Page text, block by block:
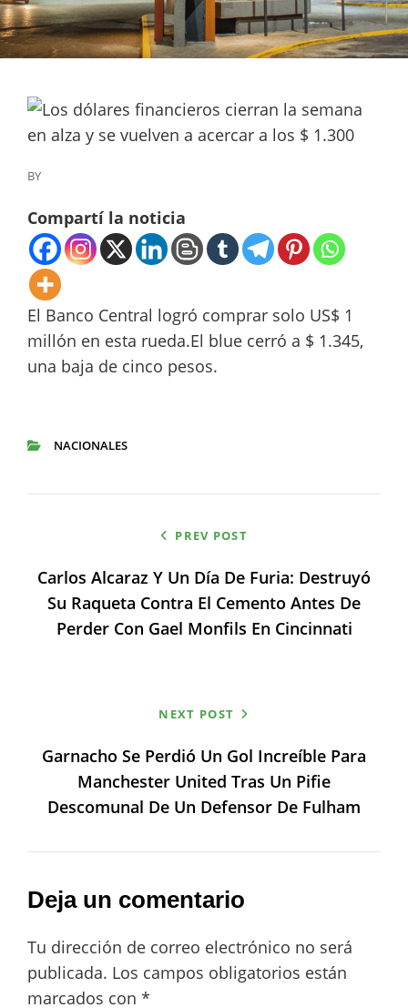
BY
Compartí la noticia
El Banco Central logró comprar solo US$ 1
millón en esta rueda.El blue cerró a $ 1.345,
una baja de cinco pesos.
NACIONALES
entradas
PREV POST
Carlos Alcaraz Y Un Día De Furia: Destruyó
Su Raqueta Contra El Cemento Antes De
Perder Con Gael Monfils En Cincinnati
NEXT POST
Garnacho Se Perdió Un Gol Increíble Para
Manchester United Tras Un Pifie
Descomunal De Un Defensor De Fulham
Deja un comentario
Tu dirección de correo electrónico no será
publicada. Los campos obligatorios están
marcados con *